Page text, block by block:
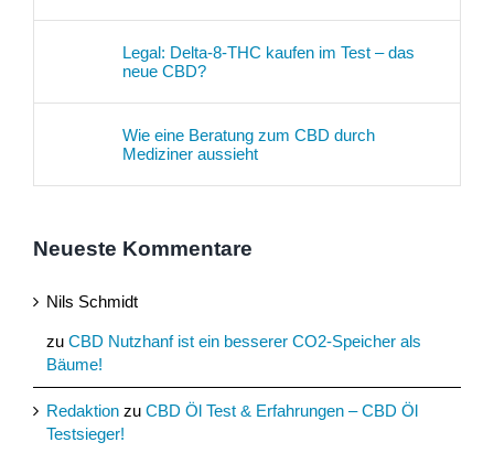
Legal: Delta-8-THC kaufen im Test – das
neue CBD?
Wie eine Beratung zum CBD durch
Mediziner aussieht
Neueste Kommentare
Nils Schmidt
zu CBD Nutzhanf ist ein besserer CO2-Speicher als
Bäume!
Redaktion zu CBD Öl Test & Erfahrungen – CBD Öl
Testsieger!